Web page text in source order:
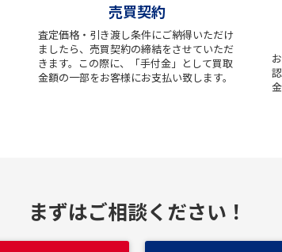
売買契約
査定価格・引き渡し条件にご納得いただけ
ましたら、売買契約の締結をさせていただ
きます。この際に、「手付金」として買取
金額の一部をお客様にお支払い致します。
まずはご相談ください！